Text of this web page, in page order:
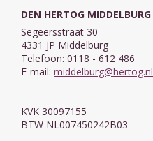
DEN HERTOG MIDDELBURG
Segeersstraat 30
4331 JP Middelburg
Telefoon: 0118 - 612 486
E-mail: middelburg@hertog.nl
KVK 30097155
BTW NL007450242B03